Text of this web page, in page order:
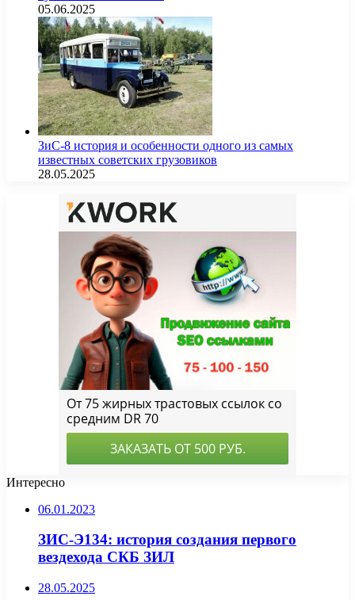
05.06.2025
ЗиС-8 история и особенности одного из самых
известных советских грузовиков
28.05.2025
Интересно
06.01.2023
ЗИС-Э134: история создания первого
вездехода СКБ ЗИЛ
28.05.2025